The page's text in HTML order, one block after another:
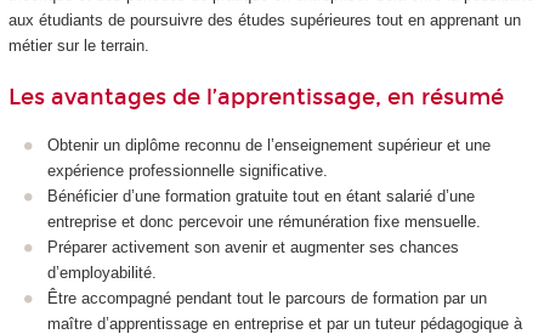
aux étudiants de poursuivre des études supérieures tout en apprenant un
métier sur le terrain.
Les avantages de l’apprentissage, en résumé
Obtenir un diplôme reconnu de l’enseignement supérieur et une
expérience professionnelle significative.
Bénéficier d’une formation gratuite tout en étant salarié d’une
entreprise et donc percevoir une rémunération fixe mensuelle.
Préparer activement son avenir et augmenter ses chances
d’employabilité.
Être accompagné pendant tout le parcours de formation par un
maître d’apprentissage en entreprise et par un tuteur pédagogique à